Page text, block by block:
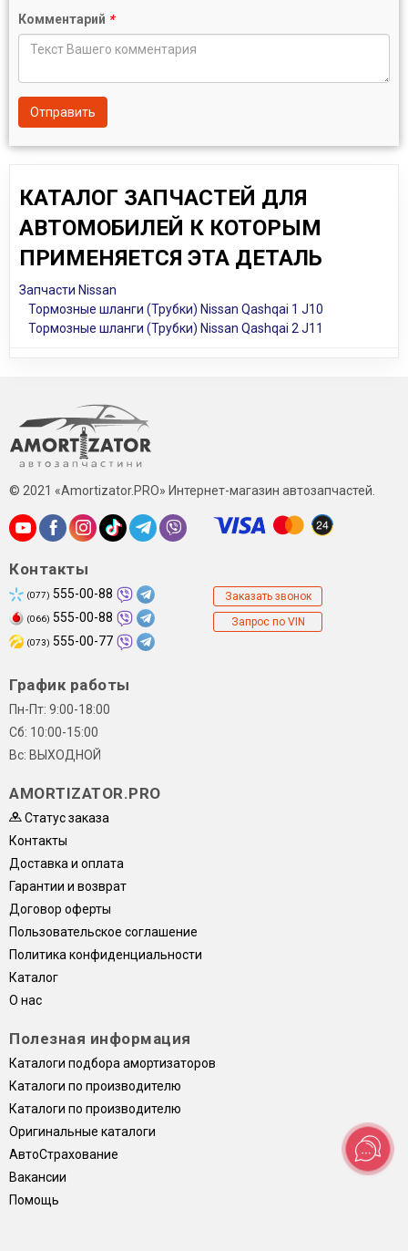
Комментарий *
Отправить
КАТАЛОГ ЗАПЧАСТЕЙ ДЛЯ
АВТОМОБИЛЕЙ К КОТОРЫМ
ПРИМЕНЯЕТСЯ ЭТА ДЕТАЛЬ
Запчасти Nissan
Тормозные шланги (Трубки) Nissan Qashqai 1 J10
Тормозные шланги (Трубки) Nissan Qashqai 2 J11
© 2021 «Amortizator.PRO» Интернет-магазин автозапчастей.
Контакты
(077) 555-00-88
(066) 555-00-88
(073) 555-00-77
Заказать звонок
Запрос по VIN
График работы
Пн-Пт: 9:00-18:00
Сб: 10:00-15:00
Вс: ВЫХОДНОЙ
AMORTIZATOR.PRO
Статус заказа
Контакты
Доставка и оплата
Гарантии и возврат
Договор оферты
Пользовательское соглашение
Политика конфиденциальности
Каталог
О нас
Полезная информация
Каталоги подбора амортизаторов
Каталоги по производителю
Каталоги по производителю
Оригинальные каталоги
АвтоСтрахование
Вакансии
Помощь